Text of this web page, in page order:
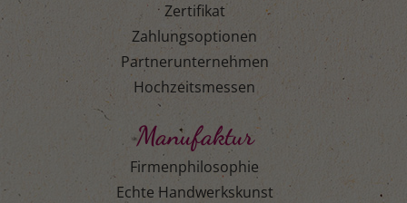
Zertifikat
Zahlungsoptionen
Partnerunternehmen
Hochzeitsmessen
Manufaktur
Firmenphilosophie
Echte Handwerkskunst